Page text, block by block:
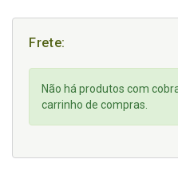
Frete:
Não há produtos com
carrinho de compras.